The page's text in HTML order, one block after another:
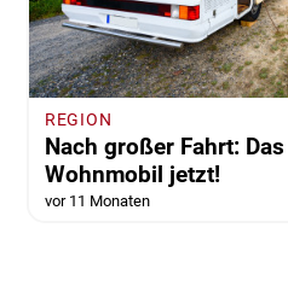
REGION
Nach großer Fahrt:
Wohnmobil jetzt!
vor 11 Monaten